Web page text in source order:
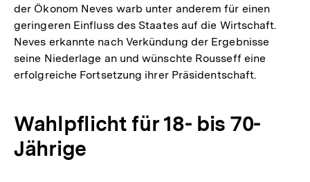
der Ökonom Neves warb unter anderem für einen
geringeren Einfluss des Staates auf die Wirtschaft.
Neves erkannte nach Verkündung der Ergebnisse
seine Niederlage an und wünschte Rousseff eine
erfolgreiche Fortsetzung ihrer Präsidentschaft.
Wahlpflicht für 18- bis 70-
Jährige